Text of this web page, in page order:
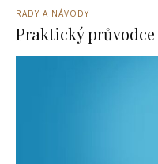
RADY A NÁVODY
Praktický